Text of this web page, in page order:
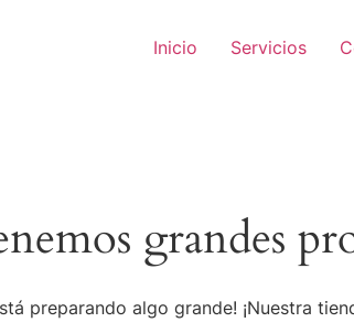
Inicio Servicios
grandes
preparando algo grande! ¡Nuestra